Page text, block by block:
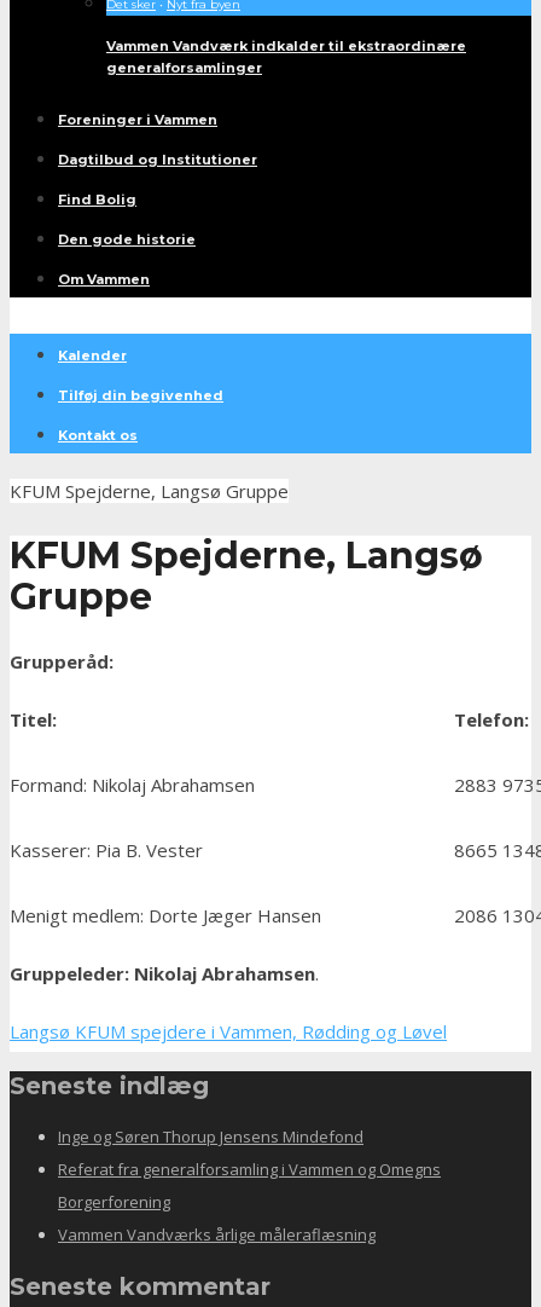
Det sker • Nyt fra byen
Vammen Vandværk indkalder til ekstraordinære
generalforsamlinger
Foreninger i Vammen
Dagtilbud og Institutioner
Find Bolig
Den gode historie
Om Vammen
Kalender
Tilføj din begivenhed
Kontakt os
KFUM Spejderne, Langsø Gruppe
KFUM Spejderne, Langsø
Gruppe
Grupperåd:
Titel: Telefon:
Formand: Nikolaj Abrahamsen 2883
Kasserer: Pia B. Vester 8665
Menigt medlem: Dorte Jæger Hansen 2086
Gruppeleder: Nikolaj Abrahamsen.
Langsø KFUM spejdere i Vammen, Rødding og Løvel
Seneste indlæg
Inge og Søren Thorup Jensens Mindefond
Referat fra generalforsamling i Vammen og Omegns
Borgerforening
Vammen Vandværks årlige måleraflæsning
Seneste kommentar